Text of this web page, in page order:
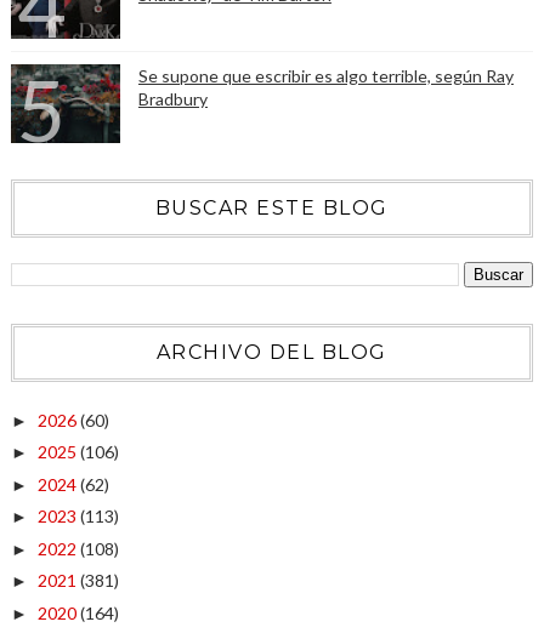
Se supone que escribir es algo terrible, según Ray
Bradbury
BUSCAR ESTE BLOG
ARCHIVO DEL BLOG
► 2026(60)
► 2025 (106)
► 2024(62)
► 2023 (113)
► 2022 (108)
► 2021 (381)
► 2020(164)